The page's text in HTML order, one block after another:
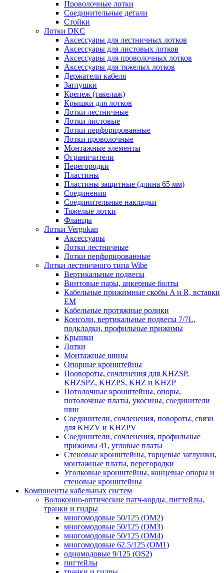
Проволочные лотки
Соединительные детали
Стойки
Лотки DKC
Аксессуары для лестничных лотков
Аксессуары для листовых лотков
Аксессуары для проволочных лотков
Аксессуары для тяжелых лотков
Держатели кабеля
Заглушки
Крепеж (такелаж)
Крышки для лотков
Лотки лестничные
Лотки листовые
Лотки перфорированные
Лотки проволочные
Монтажные элементы
Ограничители
Перегородки
Пластины
Пластины защитные (длина 65 мм)
Соединения
Соединительные накладки
Тяжелые лотки
Фланцы
Лотки Vergokan
Аксессуары
Лотки лестничные
Лотки перфорированные
Лотки лестничного типа Wibe
Вертикальные подвесы
Винтовые пары, анкерные болты
Кабельные прижимные скобы A и R, вставки
EM
Кабельные протяжные ролики
Консоли, вертикальные подвесы 7/7L,
подкладки, профильные прижимы
Крышки
Лотки
Монтажные шины
Опорные кронштейны
Поовороты, сочленения для KHZSP,
KHZSPZ, KHZPS, KHZ и KHZP
Потолочные кронштейны, опоры,
потолочные платы, укосины, соединители
шин
Соединители, сочленения, повороты, связи
для KHZV и KHZPV
Соединители, сочленения, профильные
прижимы 41, угловые платы
Стеновые кронштейны, торцевые заглушки,
монтажные платы, перегородки
Уголковые кронштейны, концевые опоры и
стеновые кронштейны
Компоненты кабельных систем
Волоконно-оптические патч-корды, пигтейлы,
транки и гидры
многомодовые 50/125 (OM2)
многомодовые 50/125 (OM3)
многомодовые 50/125 (OM4)
многомодовые 62.5/125 (OM1)
одномодовые 9/125 (OS2)
пигтейлы